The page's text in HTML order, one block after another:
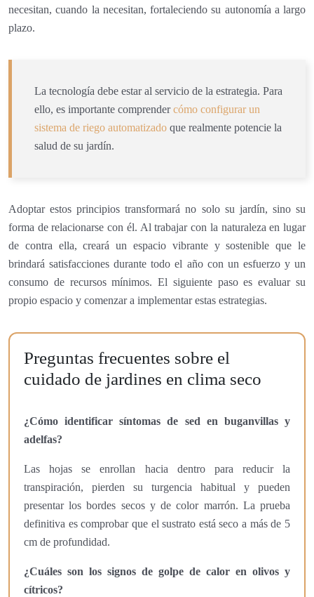
necesitan, cuando la necesitan, fortaleciendo su autonomía a largo
plazo.
La tecnología debe estar al servicio de la estrategia. Para
ello, es importante comprendercómo configurar un
sistema de riego automatizado que realmente potencie la
salud de su jardín.
Adoptar estos principios transformará no solo su jardín, sino su
forma de relacionarse con él. Al trabajar con la naturaleza en lugar
de contra ella, creará un espacio vibrante y sostenible que le
brindará satisfacciones durante todo el año con un esfuerzo y un
consumo de recursos mínimos. El siguiente paso es evaluar su
propio espacio y comenzar a implementar estas estrategias.
Preguntas frecuentes sobre el
cuidado de jardines en clima seco
¿Cómo identificar síntomas de sed en buganvillas y
adelfas?
Las hojas se enrollan hacia dentro para reducir la
transpiración, pierden su turgencia habitual y pueden
presentar los bordes secos y de color marrón. La prueba
definitiva es comprobar que el sustrato está seco a más de 5
cm de profundidad.
¿Cuáles son los signos de golpe de calor en olivos y
cítricos?